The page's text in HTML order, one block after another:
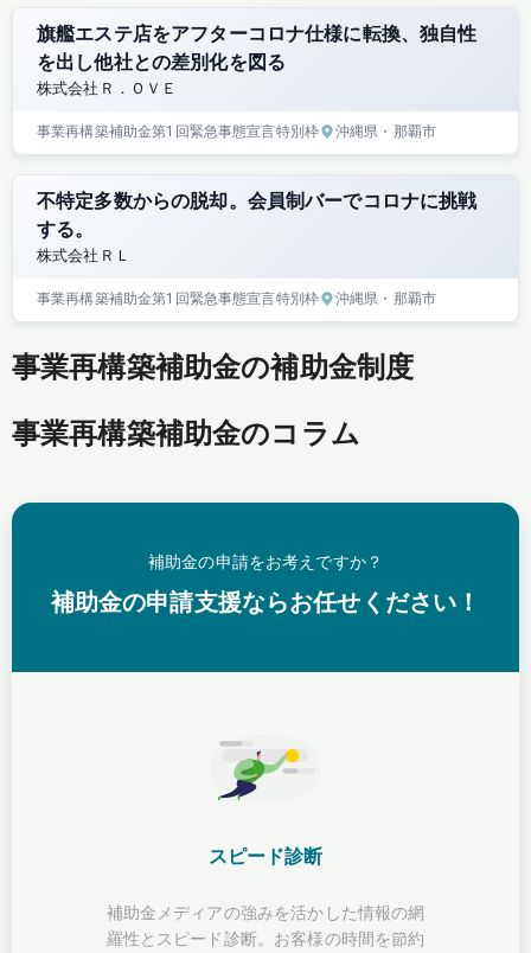
旗艦エステ店をアフターコロナ仕様に転換、独自性
を出し他社との差別化を図る
株式会社Ｒ．ＯＶＥ
事業再構築補助金第1回緊急事態宣言特別枠 沖縄県 ・那覇市
不特定多数からの脱却。会員制バーでコロナに挑戦
する。
株式会社ＲＬ
事業再構築補助金第1回緊急事態宣言特別枠 沖縄県 ・那覇市
事業再構築補助金の補助金制度
事業再構築補助金のコラム
補助金の申請をお考えですか？
補助金の申請支援ならお任せください！
スピード診断
補助金メディアの強みを活かした情報の網
羅性とスピード診断。お客様の時間を節約